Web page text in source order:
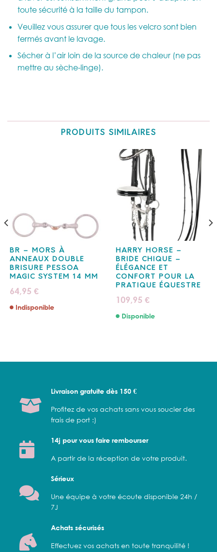
toute sécurité à la taille du tampon.
Veuillez vous assurer que tous les velcro sont bien
fermés avant le lavage.
Sécher à l’air loin de la source de chaleur (ne pas
mettre au sèche-linge).
PRODUITS SIMILAIRES
BR – MORS À
ANNEAUX DOUBLE
BRISURE PESSOA
MAGIC SYSTEM 14 MM
64,95 €
Indisponible
HARRY HORSE –
BRIDE CHIQUE –
ÉLÉGANCE ET
CONFORT POUR LA
PRATIQUE ÉQUESTRE
109,95 €
Disponible
Livraison gratuite dès 150 €
Profitez de vos achats sans vous soucier des
frais de port :)
14j pour vous faire rembourser
A partir de la réception de votre produit.
Sérieux
Une équipe à votre écoute disponible 24h /
7J
Achats sécurisés
Effectuez vos achats en toute tranquilité !